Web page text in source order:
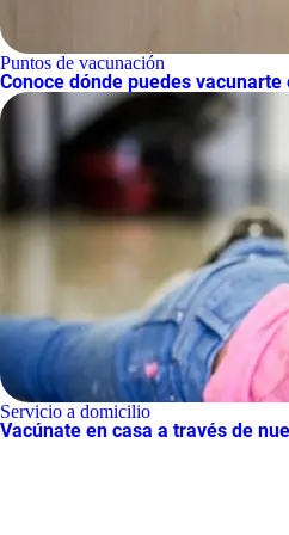
Puntos de vacunación
Conoce dónde puedes
Servicio a domicilio
Vacúnate en casa a través de